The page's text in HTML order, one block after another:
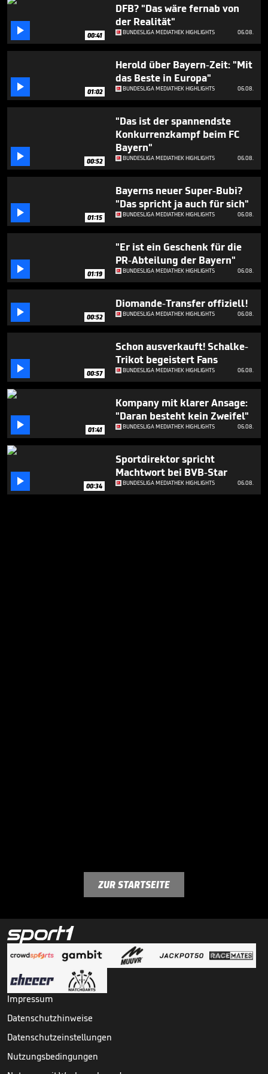
38
 00:41
DFB? "Das wäre fernab von
der Realität"
BUNDESLIGA MEDIATHEK HIGHLIGHTS 06.08.
 01:02
Herold über Bayern-Zeit: "Mit
das Beste in Europa"
BUNDESLIGA MEDIATHEK HIGHLIGHTS 06.08.
 00:52
"Das ist der spannendste
Konkurrenzkampf beim FC
Bayern"
BUNDESLIGA MEDIATHEK HIGHLIGHTS 06.08.
 01:15
Bayerns neuer Super-Bubi?
"Das spricht ja auch für sich"
BUNDESLIGA MEDIATHEK HIGHLIGHTS 06.08.
 01:19
"Er ist ein Geschenk für die
PR-Abteilung der Bayern"
BUNDESLIGA MEDIATHEK HIGHLIGHTS 06.08.
 00:52
Diomande-Transfer offiziell!
BUNDESLIGA MEDIATHEK HIGHLIGHTS 06.08.
 00:57
Schon ausverkauft! Schalke-
Trikot begeistert Fans
BUNDESLIGA MEDIATHEK HIGHLIGHTS 06.08.
 01:41
Kompany mit klarer Ansage:
"Daran besteht kein Zweifel"
BUNDESLIGA MEDIATHEK HIGHLIGHTS 06.08.
 00:34
Sportdirektor spricht
Machtwort bei BVB-Star
BUNDESLIGA MEDIATHEK HIGHLIGHTS 06.08.
ZUR STARTSEITE
Impressum
Datenschutzhinweise
Datenschutzeinstellungen
Nutzungsbedingungen